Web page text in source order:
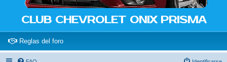
CLUB CHEVROLET ONIX PRISMA
Reglas del foro(Opens a new tab)